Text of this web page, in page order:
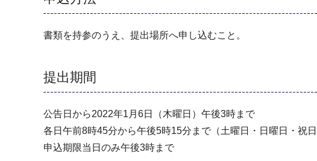
書類を持参のうえ、提出場所へ申し込むこと。
提出期間
公告日から2022年1月6日（木曜日）午後3時まで
各日午前8時45分から午後5時15分まで（⼟曜日・⽇曜日・祝
申込期限当日のみ午後3時まで